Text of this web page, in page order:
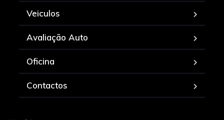
Veiculos
Avaliação Auto
Oficina
Contactos